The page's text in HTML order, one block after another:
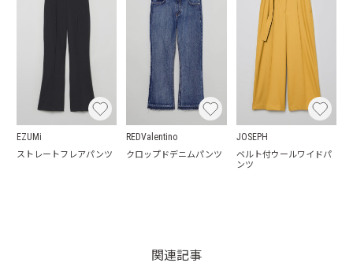
EZUMi
ストレートフレアパンツ
REDValentino
クロップドデニムパンツ
JOSEPH
ベルト付ウールワイドパ
ンツ
関連記事